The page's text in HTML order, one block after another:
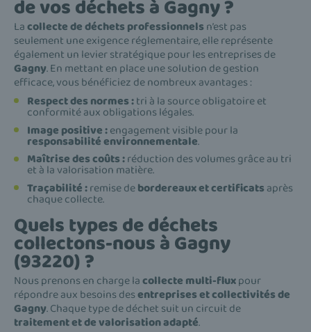
de vos déchets à Gagny ?
Lacollecte de déchets professionnels n’est pas
seulement une exigence réglementaire, elle représente
également un levier stratégique pour les entreprises de
Gagny. En mettant en place une solution de gestion
efficace, vous bénéficiez de nombreux avantages :
Respect des normes :tri à la source obligatoire et
conformité aux obligations légales.
Image positive :engagement visible pour la
responsabilité environnementale.
Maîtrise des coûts :réduction des volumes grâce au tri
et à la valorisation matière.
Traçabilité :remise debordereaux et certificats après
chaque collecte.
Quels types de déchets
collectons-nous à Gagny
(93220) ?
Nous prenons en charge lacollecte multi-fluxpour
répondre aux besoins desentreprises et collectivités de
Gagny. Chaque type de déchet suit un circuit de
traitement et de valorisation adapté.